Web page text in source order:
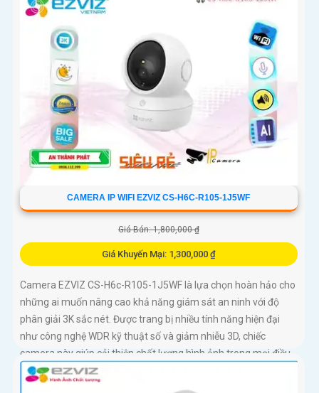
những người thân yêu
CAMERA IP WIFI EZVIZ CS-H6C-R105-1J5WF
Giá Bán: 1,800,000 ₫
Giá Khuyến Mại: 1,300,000 ₫
Camera EZVIZ CS-H6c-R105-1J5WF là lựa chọn hoàn hảo cho
những ai muốn nâng cao khả năng giám sát an ninh với độ
phân giải 3K sắc nét. Được trang bị nhiều tính năng hiện đại
như công nghệ WDR kỹ thuật số và giảm nhiễu 3D, chiếc
camera này giúp cải thiện chất lượng hình ảnh trong mọi điều
kiện ánh sáng